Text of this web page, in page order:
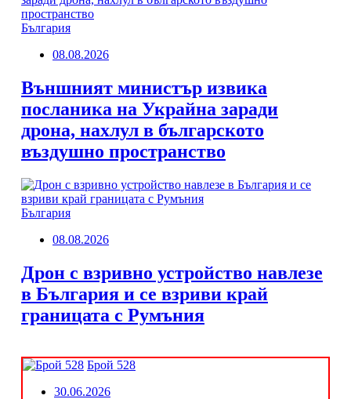
България
08.08.2026
Външният министър извика
посланика на Украйна заради
дрона, нахлул в българското
въздушно пространство
България
08.08.2026
Дрон с взривно устройство навлезе
в България и се взриви край
границата с Румъния
Брой 528
30.06.2026